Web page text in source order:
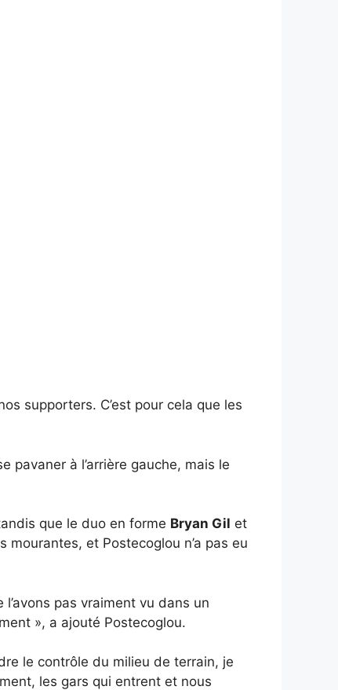
supporters. C’est pour cela que les
pavaner à l’arrière gauche, mais le
que le duo en forme Bryan Gil et
et Postecoglou n’a pas eu
pas vraiment vu dans un
», a ajouté Postecoglou.
le contrôle du milieu de terrain, je
les gars qui entrent et nous